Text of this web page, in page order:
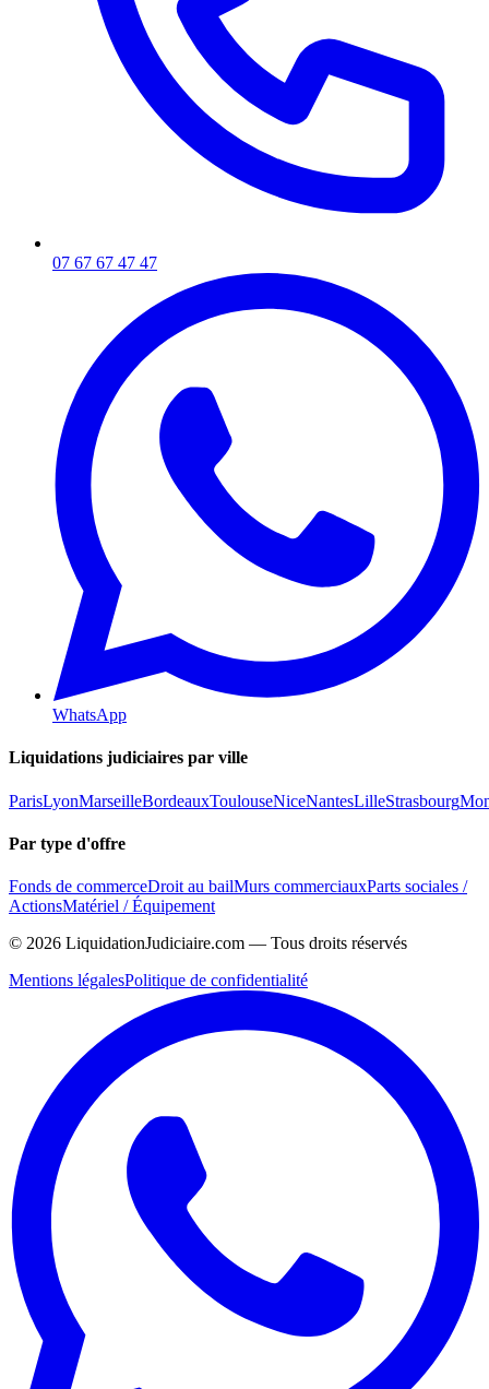
07 67 67 47 47
WhatsApp
Liquidations judiciaires par ville
ParisLyonMarseilleBordeauxToulouseNiceNantesLilleStrasbourg
Par type d'offre
Fonds de commerceDroit au bailMurs commerciauxParts sociales /
ActionsMatériel / Équipement
© 2026 LiquidationJudiciaire.com — Tous droits réservés
Mentions légalesPolitique de confidentialité